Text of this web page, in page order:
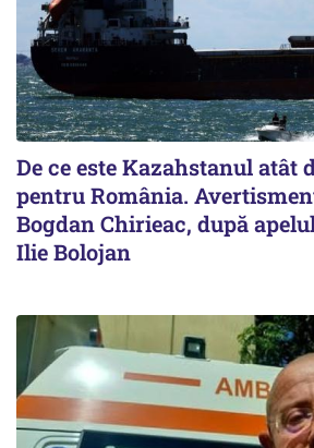
De ce este Kazahstanul atât
pentru România.
Bogdan Chirieac, după
Ilie Bolojan